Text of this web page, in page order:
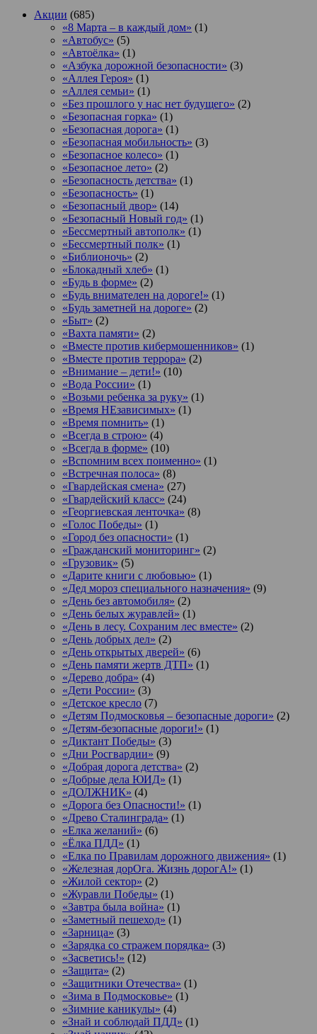
Акции (685)
«8 Марта – в каждый дом» (1)
«Автобус» (5)
«Автоёлка» (1)
«Азбука дорожной безопасности» (3)
«Аллея Героя» (1)
«Аллея семьи» (1)
«Без прошлого у нас нет будущего» (2)
«Безопасная горка» (1)
«Безопасная дорога» (1)
«Безопасная мобильность» (3)
«Безопасное колесо» (1)
«Безопасное лето» (2)
«Безопасность детства» (1)
«Безопасность» (1)
«Безопасный двор» (14)
«Безопасный Новый год» (1)
«Бессмертный автополк» (1)
«Бессмертный полк» (1)
«Библионочь» (2)
«Блокадный хлеб» (1)
«Будь в форме» (2)
«Будь внимателен на дороге!» (1)
«Будь заметней на дороге» (2)
«Быт» (2)
«Вахта памяти» (2)
«Вместе против кибермошенников» (1)
«Вместе против террора» (2)
«Внимание – дети!» (10)
«Вода России» (1)
«Возьми ребенка за руку» (1)
«Время НЕзависимых» (1)
«Время помнить» (1)
«Всегда в строю» (4)
«Всегда в форме» (10)
«Вспомним всех поименно» (1)
«Встречная полоса» (8)
«Гвардейская смена» (27)
«Гвардейский класс» (24)
«Георгиевская ленточка» (8)
«Голос Победы» (1)
«Город без опасности» (1)
«Гражданский мониторинг» (2)
«Грузовик» (5)
«Дарите книги с любовью» (1)
«Дед мороз специального назначения» (9)
«День без автомобиля» (2)
«День белых журавлей» (1)
«День в лесу. Сохраним лес вместе» (2)
«День добрых дел» (2)
«День открытых дверей» (6)
«День памяти жертв ДТП» (1)
«Дерево добра» (4)
«Дети России» (3)
«Детское кресло (7)
«Детям Подмосковья – безопасные дороги» (2)
«Детям-безопасные дороги!» (1)
«Диктант Победы» (3)
«Дни Росгвардии» (9)
«Добрая дорога детства» (2)
«Добрые дела ЮИД» (1)
«ДОЛЖНИК» (4)
«Дорога без Опасности!» (1)
«Древо Сталинграда» (1)
«Елка желаний» (6)
«Ёлка ПДД» (1)
«Елка по Правилам дорожного движения» (1)
«Железная дорОга. Жизнь дорогА!» (1)
«Жилой сектор» (2)
«Журавли Победы» (1)
«Завтра была война» (1)
«Заметный пешеход» (1)
«Зарница» (3)
«Зарядка со стражем порядка» (3)
«Засветись!» (12)
«Защита» (2)
«Защитники Отечества» (1)
«Зима в Подмосковье» (1)
«Зимние каникулы» (4)
«Знай и соблюдай ПДД» (1)